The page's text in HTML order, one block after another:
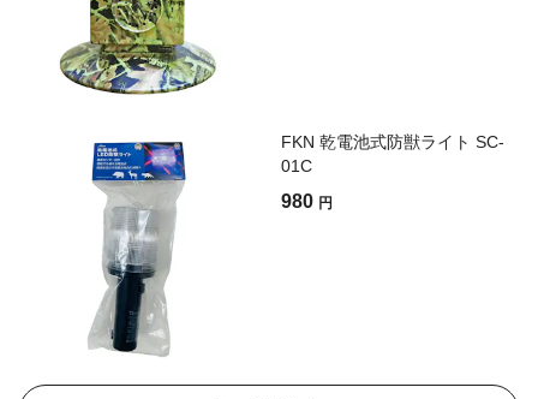
FKN 乾電池式防獣ライト SC-
01C
980 円